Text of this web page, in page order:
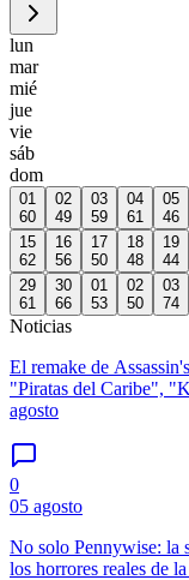
lun
mar
mié
jue
vie
sáb
dom
01
60
02
49
03
59
04
61
05
46
15
62
16
56
17
50
18
48
19
44
29
61
30
66
01
53
02
50
03
74
Noticias
El remake de
"Piratas del Caribe",
agosto
0
05 agosto
No solo Pennywise: la
los horrores reales de